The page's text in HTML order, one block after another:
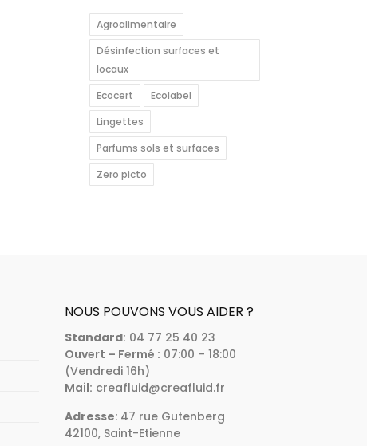
Agroalimentaire
Désinfection surfaces et
locaux
Ecocert
Ecolabel
Lingettes
Parfums sols et surfaces
Zero picto
NOUS POUVONS VOUS AIDER ?
Standard: 04 77 25 40 23
Ouvert – Fermé : 07:00 – 18:00
(Vendredi 16h)
Mail: creafluid@creafluid.fr
Adresse: 47 rue Gutenberg
42100, Saint-Etienne